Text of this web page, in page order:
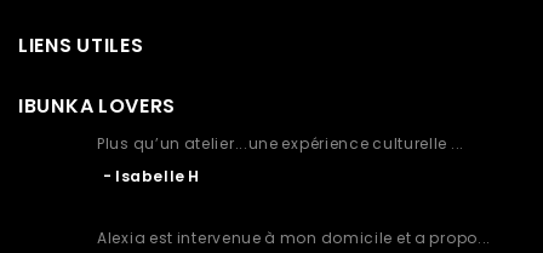
LIENS UTILES
IBUNKA LOVERS
Plus qu’un atelier...une expérience culturelle ...
Isabelle H
Alexia est intervenue à mon domicile et a propo...